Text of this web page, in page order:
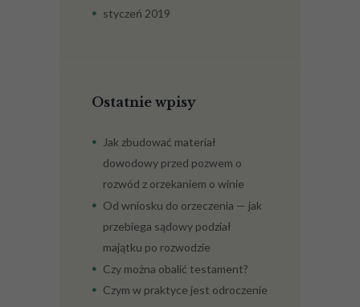
styczeń 2019
Ostatnie wpisy
Jak zbudować materiał
dowodowy przed pozwem o
rozwód z orzekaniem o winie
Od wniosku do orzeczenia — jak
przebiega sądowy podział
majątku po rozwodzie
Czy można obalić testament?
Czym w praktyce jest odroczenie